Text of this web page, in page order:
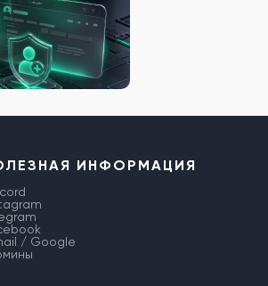
ИНФОРМАЦИЯ
/ Google